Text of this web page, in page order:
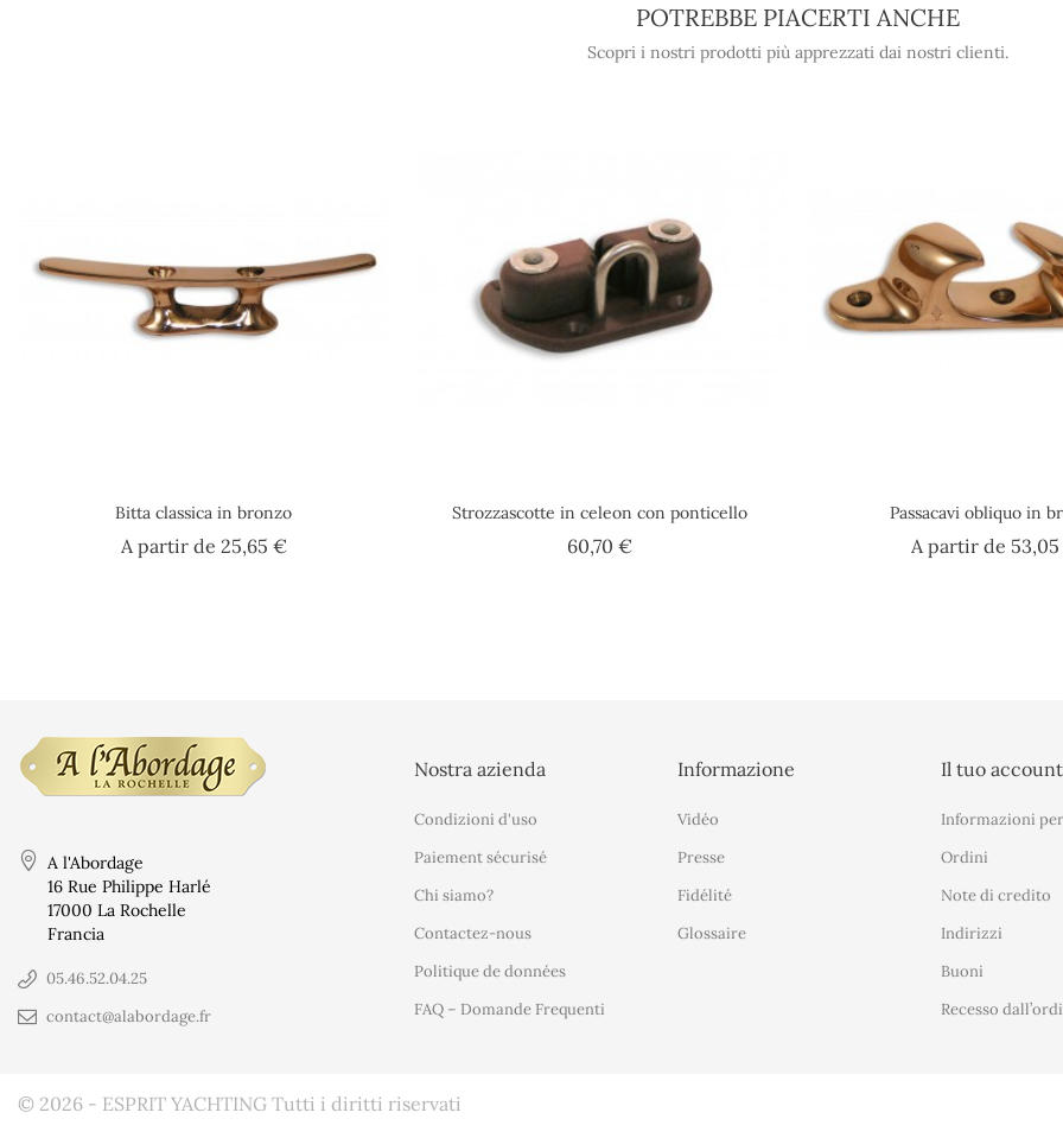
POTREBBE PIACERTI ANCHE
Scopri i nostri prodotti più apprezzati dai nostri clienti.
Bitta classica in bronzo
A partir de 25,65 €Prezzo
Strozzascotte in celeon con ponticello
60,70 €Prezzo
Passacavi obliquo in
A partir de
A l'Abordage
16 Rue Philippe Harlé
17000 La Rochelle
Francia
05.46.52.04.25
contact@alabordage.fr
Nostra azienda
Condizioni d'uso
Paiement sécurisé
Chi siamo?
Contactez-nous
Politique de données
FAQ – Domande Frequenti
Informazione
Vidéo
Presse
Fidélité
Glossaire
Il tuo account
Informazioni
Ordini
Note di credito
Indirizzi
Buoni
Recesso
© 2026 - ESPRIT YACHTING Tutti i diritti riservati